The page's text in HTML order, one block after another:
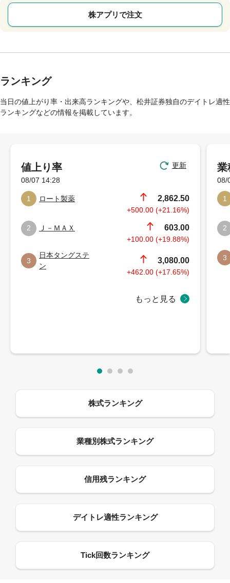
株アプリで注文
ランキング
当日の値上がり率・出来高ランキングや、松井証券独自のデイトレ適性
ランキングなどの情報を掲載しています。